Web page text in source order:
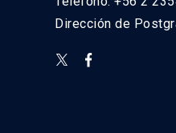
Dirección de